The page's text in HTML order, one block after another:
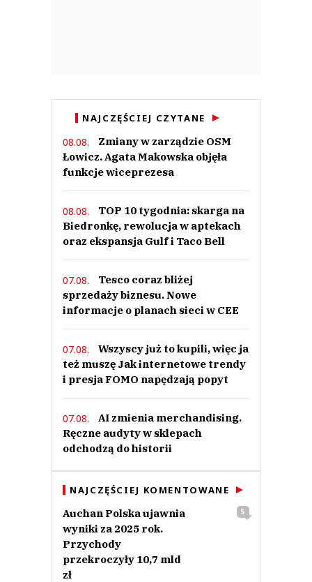
NAJCZĘŚCIEJ CZYTANE
08.08.
Zmiany w zarządzie OSM
Łowicz. Agata Makowska objęła
funkcje wiceprezesa
08.08.
TOP 10 tygodnia: skarga na
Biedronkę, rewolucja w aptekach
oraz ekspansja Gulf i Taco Bell
07.08.
Tesco coraz bliżej
sprzedaży biznesu. Nowe
informacje o planach sieci w CEE
07.08.
Wszyscy już to kupili, więc ja
też muszę Jak internetowe trendy
i presja FOMO napędzają popyt
07.08.
AI zmienia merchandising.
Ręczne audyty w sklepach
odchodzą do historii
NAJCZĘŚCIEJ KOMENTOWANE
Auchan Polska ujawnia
wyniki za 2025 rok.
Przychody
przekroczyły 10,7 mld
zł
5